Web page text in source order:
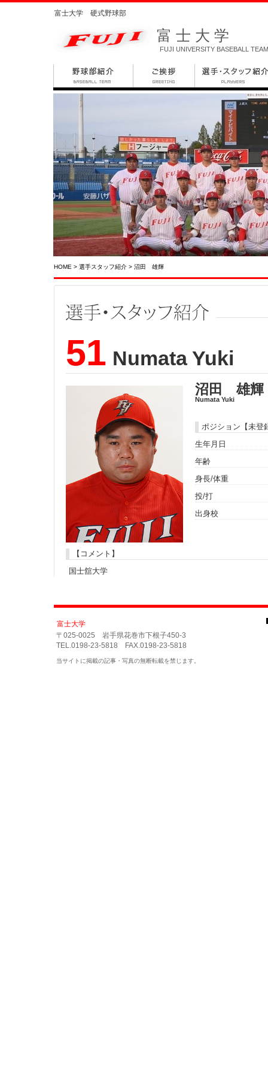
富士大学 硬式野球部
富士大学
FUJI UNIVERSITY BASEBALL TEAM
HOME > 選手スタッフ紹介 > 沼田 雄輝
51 Numata Yuki
沼田 雄輝
Numata Yuki
ポジション【未登
生年月日
年齢
身長/体重
投/打
出身校
【コメント】
国士舘大学
富士大学
〒025-0025 岩手県花巻市下根子450-3
TEL.0198-23-5818 FAX.0198-23-5818
当サイトに掲載の記事・写真の無断転載を禁じます。